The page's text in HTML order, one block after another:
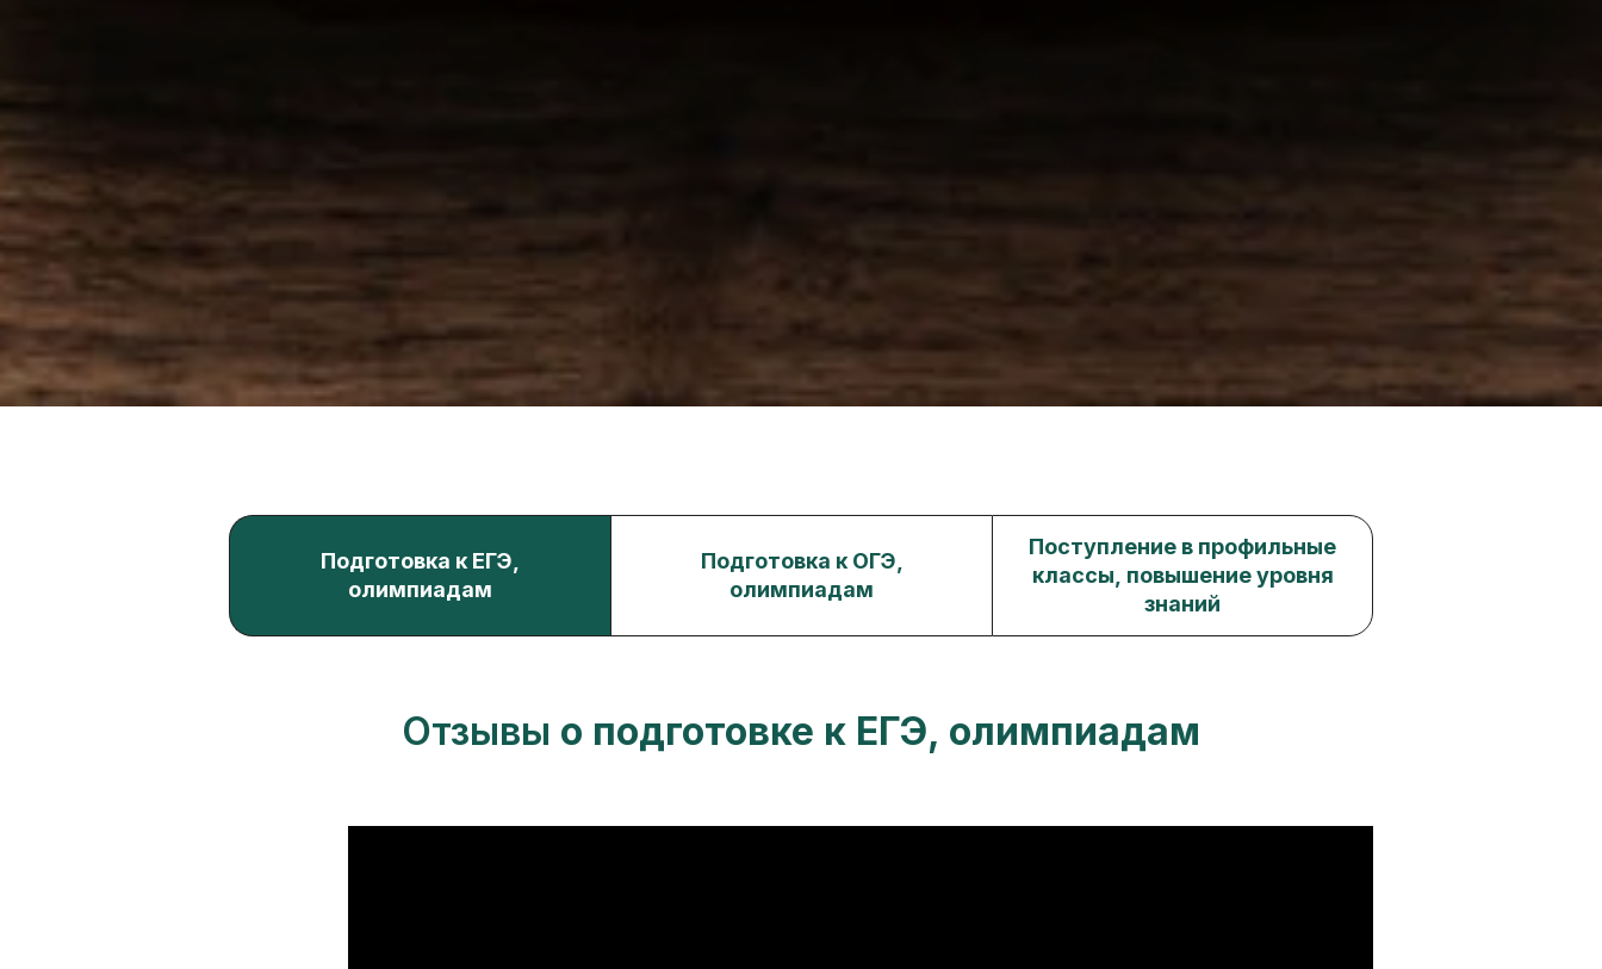
Подготовка к ЕГЭ,
олимпиадам
Подготовка к ОГЭ,
олимпиадам
Поступление в профильные
классы, повышение уровня
знаний
Отзывы о подготовке к ЕГЭ, олимпиадам